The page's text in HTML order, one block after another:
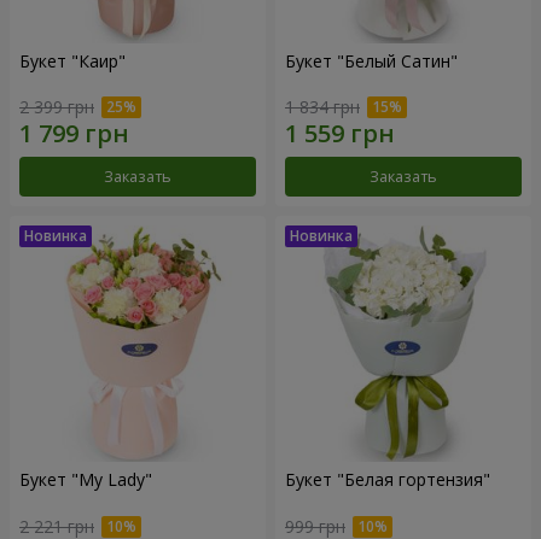
Букет "Каир"
2 399 грн
Заказать
Букет "Белый Сатин"
1 834 грн
Заказать
Букет "My Lady"
2 221 грн
Букет "Белая гортензия"
999 грн